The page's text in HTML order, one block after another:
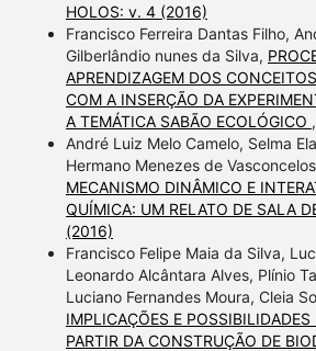
HOLOS: v. 4 (2016)
Francisco Ferreira Dantas Filho,
Gilberlândio nunes da Silva,
APRENDIZAGEM DOS
COM A INSERÇÃO DA
A TEMÁTICA SABÃO ECOLÓGICO ,
André Luiz Melo Camelo, Selma
Hermano Menezes de
MECANISMO DINÂMICO E
QUÍMICA: UM RELATO DE SALA
(2016)
Francisco Felipe Maia da Silva,
Leonardo Alcântara Alves, Plínio
Luciano Fernandes Moura, Cleia
IMPLICAÇÕES E
PARTIR DA CONSTRUÇÃO DE